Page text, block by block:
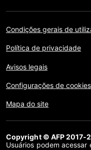
Condições gerais de
Política de privacidade
Avisos legais
Configurações de cookies
Mapa do site
Copyright © AFP 2017-
Usuários podem acessar